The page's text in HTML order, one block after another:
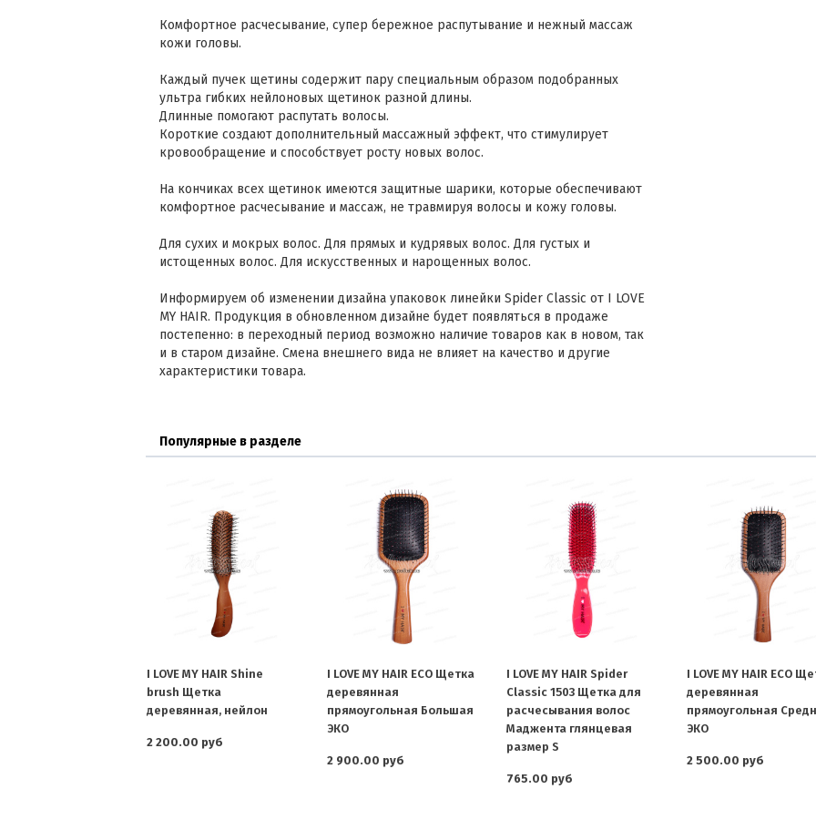
Комфортное расчесывание, супер бережное распутывание и нежный массаж
кожи головы.
Каждый пучек щетины содержит пару специальным образом подобранных
ультра гибких нейлоновых щетинок разной длины.
Длинные помогают распутать волосы.
Короткие создают дополнительный массажный эффект, что стимулирует
кровообращение и способствует росту новых волос.
На кончиках всех щетинок имеются защитные шарики, которые обеспечивают
комфортное расчесывание и массаж, не травмируя волосы и кожу головы.
Для сухих и мокрых волос. Для прямых и кудрявых волос. Для густых и
истощенных волос. Для искусственных и нарощенных волос.
Информируем об изменении дизайна упаковок линейки Spider Classic от I LOVE
MY HAIR. Продукция в обновленном дизайне будет появляться в продаже
постепенно: в переходный период возможно наличие товаров как в новом, так
и в старом дизайне. Смена внешнего вида не влияет на качество и другие
характеристики товара.
Популярные в разделе
I LOVE MY HAIR Shine
brush Щетка
деревянная, нейлон
2 200.00 руб
I LOVE MY HAIR ECO Щетка
деревянная
прямоугольная Большая
ЭКО
2 900.00 руб
I LOVE MY HAIR Spider
Classic 1503 Щетка для
расчесывания волос
Маджента глянцевая
размер S
765.00 руб
I LOVE MY HAIR ECO
деревянная
прямоугольная
ЭКО
2 500.00 руб